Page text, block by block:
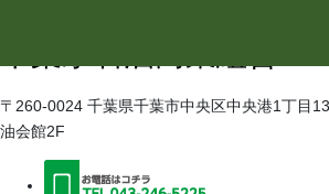
〒260-0024 千葉県千葉市中央区中央港1丁目
油会館2F